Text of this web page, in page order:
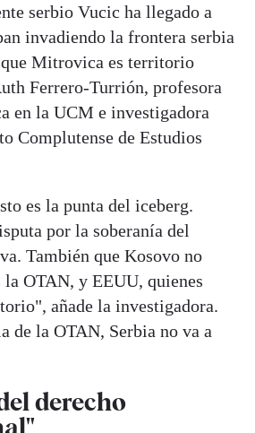
serbio Vucic ha llegado a
invadiendo la frontera serbia
Mitrovica es territorio
Ferrero-Turrión, profesora
en la UCM e investigadora
Complutense de Estudios
es la punta del iceberg.
por la soberanía del
También que Kosovo no
OTAN, y EEUU, quienes
añade la investigadora.
de la OTAN, Serbia no va a
derecho